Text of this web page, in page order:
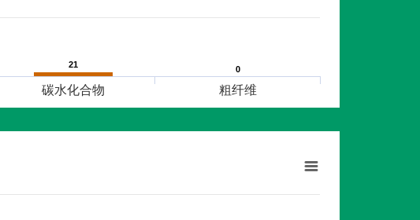
21
21 0
0
碳水化合物 粗纤维